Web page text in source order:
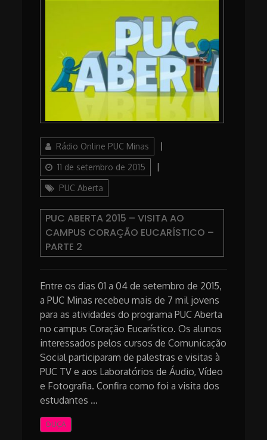
AuthorRádio Online PUC Minas
11 de setembro de 2015
PUC Aberta
PUC ABERTA 2015 – VISITA AO
CAMPUS CORAÇÃO EUCARÍSTICO –
PARTE 2
Entre os dias 01 a 04 de setembro de 2015,
a PUC Minas recebeu mais de 7 mil jovens
para as atividades do programa PUC Aberta
no campus Coração Eucarístico. Os alunos
interessados pelos cursos de Comunicação
Social participaram de palestras e visitas à
PUC TV e aos Laboratórios de Áudio, Vídeo
e Fotografia. Confira como foi a visita dos
estudantes …
OUÇA